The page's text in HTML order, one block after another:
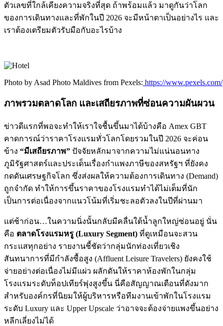
ตัวเลขที่ใกล้เคียงความจริงที่สุด ถ้าพร้อมแล้ว มาดูกันว่าโลก
ของการเดินทางและที่พักในปี 2026 จะมีหน้าตาเป็นอย่างไร และ
เราต้องเตรียมตัวรับมือกับอะไรบ้าง
Photo by Asad Photo Maldives from Pexels: https://
ภาพรวมตลาดโลก และเสถียรภาพที่ซ่อนความผันผวน
ข่าวดีแรกที่พอจะทำให้เราใจชื้นขึ้นมาได้บ้างคือ Amex GBT
คาดการณ์ว่าราคาโรงแรมทั่วโลกโดยรวมในปี 2026 จะค่อน
ข้าง “มีเสถียรภาพ” ปัจจัยหลักมาจากความไม่แน่นอนทาง
ภูมิรัฐศาสตร์และประเด็นเรื่องกำแพงภาษีของสหรัฐฯ ที่ยังคง
กดดันเศรษฐกิจโลก ซึ่งส่งผลให้ความต้องการเดินทาง (Demand)
ถูกจำกัด ทำให้การขึ้นราคาของโรงแรมทำได้ไม่เต็มที่นัก
เป็นการต่อเนื่องจากแนวโน้มที่เริ่มชะลอตัวลงในปีที่ผ่านมา
แต่ช้าก่อน…ในความนิ่งนั้นกลับมีคลื่นใต้น้ำลูกใหญ่ซ่อนอยู่ นั่น
คือ ตลาดโรงแรมหรู (Luxury Segment) ที่ดูเหมือนจะสวน
กระแสทุกอย่าง รายงานชี้ชัดว่ากลุ่มนักท่องเที่ยวเชิง
สันทนาการที่มีกำลังซื้อสูง (Affluent Leisure Travelers) ยังคงใช้
จ่ายอย่างต่อเนื่องไม่มีแผ่ว ผลักดันให้ราคาห้องพักในกลุ่ม
โรงแรมระดับท็อปเทียร์พุ่งสูงขึ้น นี่คือสัญญาณเตือนที่ดังมาก
สำหรับองค์กรที่นิยมให้ผู้บริหารหรือทีมงานเข้าพักในโรงแรม
ระดับ Luxury และ Upper Upscale ว่าอาจจะต้องจ่ายแพงขึ้นอย่าง
หลีกเลี่ยงไม่ได้